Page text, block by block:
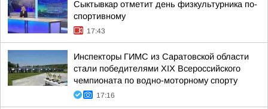
Сыктывкар отметит день физкультурника по-
спортивному
17:43
Инспекторы ГИМС из Саратовской области
стали победителями XIX Всероссийского
чемпионата по водно-моторному спорту
17:16